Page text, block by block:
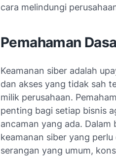
cara melindungi
Pemahaman
Keamanan siber adalah
dan akses yang tidak sah
milik perusahaan.
penting bagi setiap bisnis
ancaman yang ada. Dalam
keamanan siber yang
serangan yang umum,